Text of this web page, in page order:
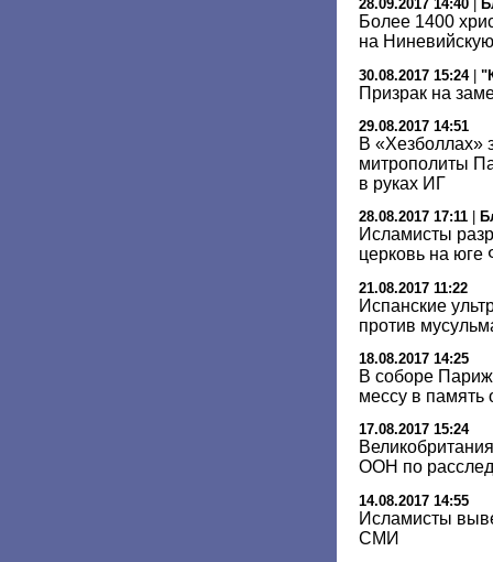
28.09.2017 14:40
Более 1400
на
30.08.2017 15:24|
Призрак на
29.08.2017 14:51
В «Хезболлах»
митрополиты
в руках ИГ
28.08.2017 17:11
Исламисты
церковь на юге
21.08.2017 11:22
Испанские
против
18.08.2017 14:25
В соборе
мессу в память
17.08.2017 15:24
ООН по
14.08.2017 14:55
Исламисты
СМИ